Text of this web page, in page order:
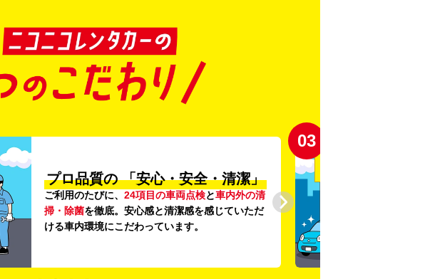
プロ品質の 「安心・安全・清潔」
ご利用のたびに、 24項目の車両点検と車内外の清
掃・除菌を徹底。安心感と清潔感を感じていただ
ける車内環境にこだわっています。
03